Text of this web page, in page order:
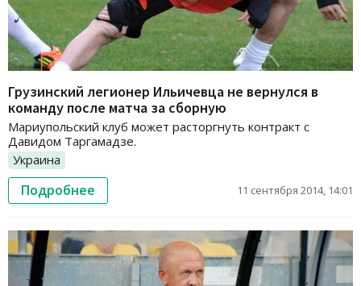
Грузинский легионер Ильичевца не вернулся в
команду после матча за сборную
Мариупольский клуб может расторгнуть контракт с
Давидом Таргамадзе.
Украина
Подробнее 11 сентября 2014, 14:01